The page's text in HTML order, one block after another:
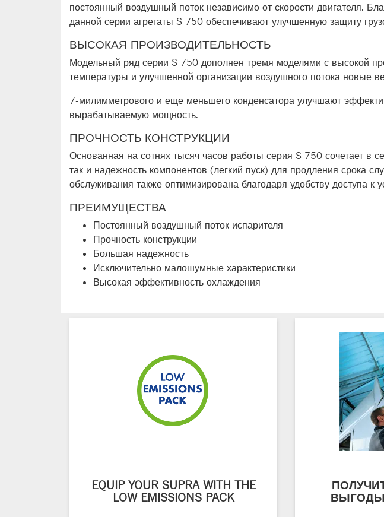
постоянный воздушный поток независимо от скорости двигателя.
данной серии агрегаты S 750 обеспечивают улучшенную защиту
ВЫСОКАЯ ПРОИЗВОДИТЕЛЬНОСТЬ
Модельный ряд серии S 750 дополнен тремя моделями с высокой
температуры и улучшенной организации воздушного потока новые
7-милимметрового и еще меньшего конденсатора улучшают
вырабатываемую мощность.
ПРОЧНОСТЬ КОНСТРУКЦИИ
Основанная на сотнях тысяч часов работы серия S 750 сочетает
так и надежность компонентов (легкий пуск) для продления срока
обслуживания также оптимизирована благодаря удобству доступа к
ПРЕИМУЩЕСТВА
Постоянный воздушный поток испарителя
Прочность конструкции
Большая надежность
Исключительно малошумные характеристики
Высокая эффективность охлаждения
EQUIP YOUR SUPRA WITH THE
LOW EMISSIONS PACK
ВЫГОДЫ